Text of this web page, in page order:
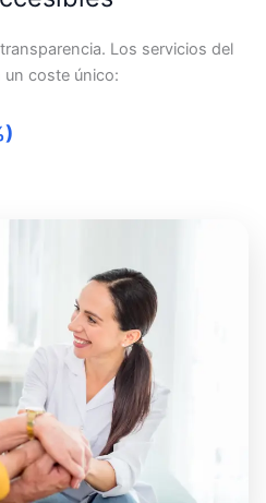
Los servicios del
un coste único: